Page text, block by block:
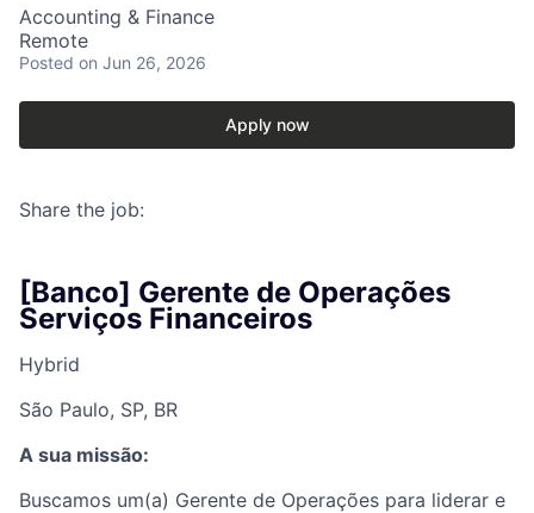
Accounting & Finance
Remote
Posted on Jun 26, 2026
Apply now
Share the job:
[Banco] Gerente de Operações
Serviços Financeiros
Hybrid
São Paulo, SP, BR
A sua missão:
Buscamos um(a) Gerente de Operações para liderar e